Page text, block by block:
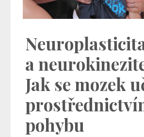
a
Jak se mozek
pohybu